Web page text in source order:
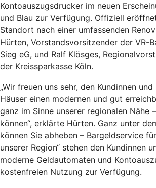
Kontoauszugsdrucker im neuen
und Blau zur Verfügung. Offiziell
Standort nach einer umfassenden
Hürten, Vorstandsvorsitzender der VR-
Sieg eG, und Ralf Klösges,
der Kreissparkasse Köln.
„Wir freuen uns sehr, den Kundinnen
Häuser einen modernen und gut
ganz im Sinne unserer regionalen Nähe
können“, erklärte Hürten. Ganz unter
können Sie abheben – Bargeldservice
unserer Region“ stehen den Kundinnen
moderne Geldautomaten und
kostenfreien Nutzung zur Verfügung.